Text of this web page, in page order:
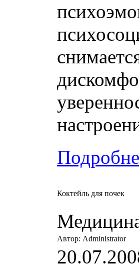
Коктейль для почек
Автор: Administrator